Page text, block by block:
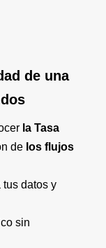
de una
la Tasa
de los flujos
datos y
sin